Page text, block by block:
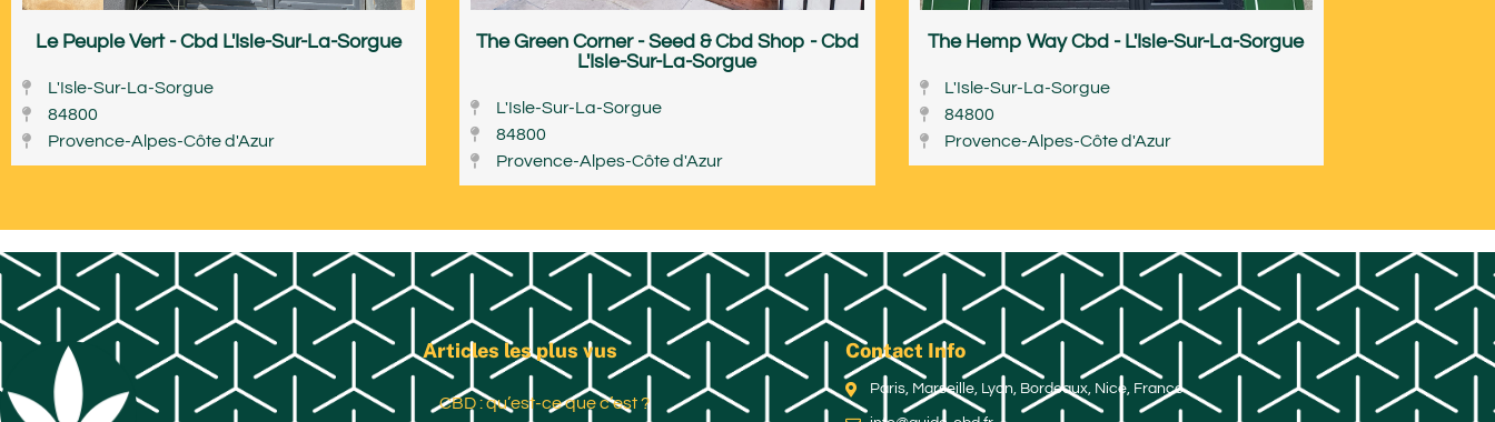
Le Peuple Vert - Cbd L'Isle-Sur-La-Sorgue
L'Isle-Sur-La-Sorgue
84800
Provence-Alpes-Côte d'Azur
The Green Corner - Seed & Cbd Shop - Cbd
L'Isle-Sur-La-Sorgue
L'Isle-Sur-La-Sorgue
84800
Provence-Alpes-Côte d'Azur
The Hemp Way Cbd - L'Isle-Sur-La-Sorgue
L'Isle-Sur-La-Sorgue
84800
Provence-Alpes-Côte d'Azur
Articles les plus vus
CBD : qu’est-ce que c’est ?
Contact Info
Paris, Marseille, Lyon, Bordeaux, Nice, France